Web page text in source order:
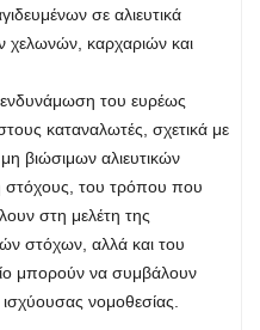
σε αλιευτικά
χελωνών, καρχαριών και
του ευρέως
καταναλωτές, σχετικά με
βιώσιμων αλιευτικών
στόχους, του τρόπου που
στη μελέτη της
στόχων, αλλά και του
μπορούν να συμβάλουν
νομοθεσίας.